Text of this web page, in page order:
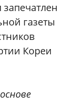
газеты
Кореи